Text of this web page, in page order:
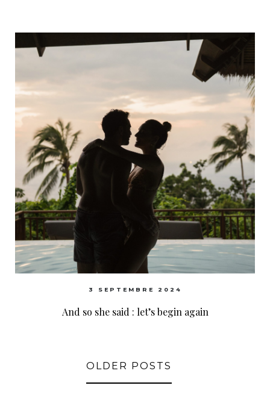
3 SEPTEMBRE 2024
And so she said : let’s begin again
OLDER POSTS